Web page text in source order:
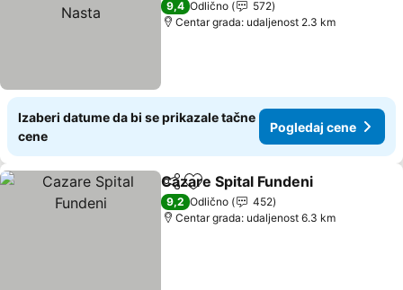
Pogledaj cene
9,4 Odlično
572
Centar grada: udaljenost 2.3 km
Izaberi datume da bi se prikazale tačne
cene
Pogledaj cene
Deli Dodati u favorite
Cazare Spital Fundeni
9,2 Odlično
452
Centar grada: udaljenost 6.3 km